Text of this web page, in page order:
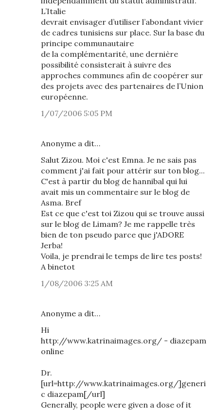
L’Italie
devrait envisager d’utiliser l’abondant vivier
de cadres tunisiens sur place. Sur la base du
principe communautaire
de la complémentarité, une dernière
possibilité consisterait à suivre des
approches communes afin de coopérer sur
des projets avec des partenaires de l’Union
européenne.
1/07/2006 5:05 PM
Anonyme a dit…
Salut Zizou. Moi c'est Emna. Je ne sais pas
comment j'ai fait pour attérir sur ton blog...
C'est à partir du blog de hannibal qui lui
avait mis un commentaire sur le blog de
Asma. Bref
Est ce que c'est toi Zizou qui se trouve aussi
sur le blog de Limam? Je me rappelle très
bien de ton pseudo parce que j'ADORE
Jerba!
Voila, je prendrai le temps de lire tes posts!
A binetot
1/08/2006 3:25 AM
Anonyme a dit…
Hi
http://www.katrinaimages.org/ - diazepam
online
Dr.
[url=http://www.katrinaimages.org/]generi
c diazepam[/url]
Generally, people were given a dose of it